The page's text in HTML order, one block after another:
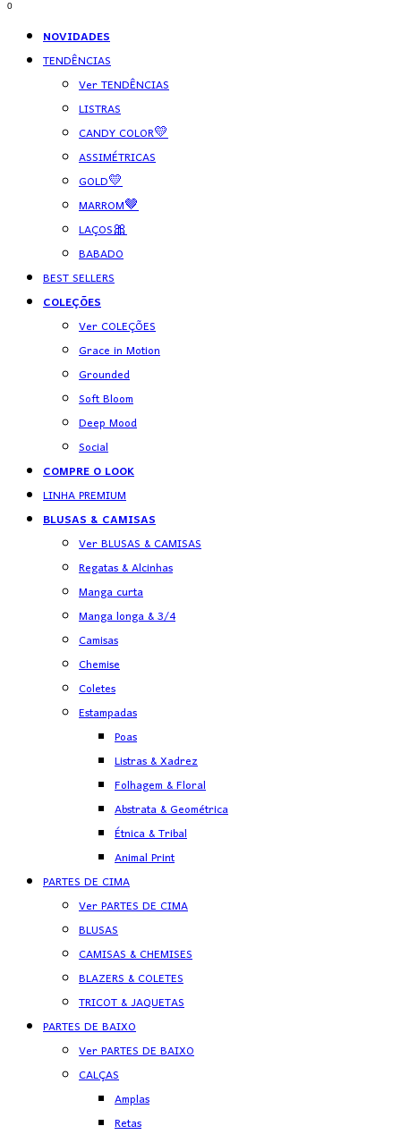
0
NOVIDADES
TENDÊNCIAS
Ver TENDÊNCIAS
LISTRAS
CANDY COLOR💛
ASSIMÉTRICAS
GOLD💛
MARROM🤎
LAÇOS🎀
BABADO
BEST SELLERS
COLEÇÕES
Ver COLEÇÕES
Grace in Motion
Grounded
Soft Bloom
Deep Mood
Social
COMPRE O LOOK
LINHA PREMIUM
BLUSAS & CAMISAS
Ver BLUSAS & CAMISAS
Regatas & Alcinhas
Manga curta
Manga longa & 3/4
Camisas
Chemise
Coletes
Estampadas
Poas
Listras & Xadrez
Folhagem & Floral
Abstrata & Geométrica
Étnica & Tribal
Animal Print
PARTES DE CIMA
Ver PARTES DE CIMA
BLUSAS
CAMISAS & CHEMISES
BLAZERS & COLETES
TRICOT & JAQUETAS
PARTES DE BAIXO
Ver PARTES DE BAIXO
CALÇAS
Amplas
Retas